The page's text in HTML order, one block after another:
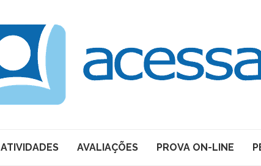
ATIVIDADES AVALIAÇÕES PROVA ON-LINE